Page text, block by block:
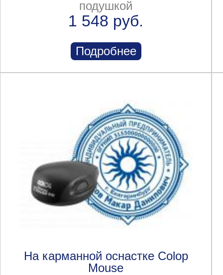
подушкой
1 548 руб.
Подробнее
На карманной оснастке Colop
Mouse